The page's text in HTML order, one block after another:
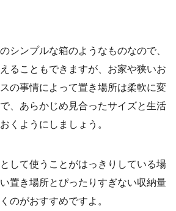
シンプルな箱のようなものなので、
ることもできますが、お家や狭いお
の事情によって置き場所は柔軟に変
、あらかじめ見合ったサイズと生活
くようにしましょう。
して使うことがはっきりしている場
置き場所とぴったりすぎない収納量
のがおすすめですよ。